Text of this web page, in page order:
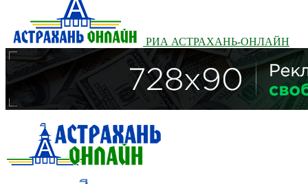
РИА АСТРАХАНЬ-ОНЛАЙН